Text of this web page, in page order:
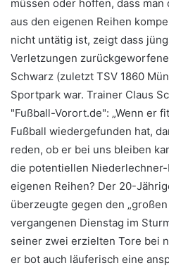
müssen oder hoffen, dass
aus den eigenen Reihen
nicht untätig ist, zeigt dass
Verletzungen
Schwarz (zuletzt TSV 1860
Sportpark war. Trainer Claus
"Fußball-Vorort.de": „Wenn er
Fußball wiedergefunden hat,
reden, ob er bei uns bleiben
die potentiellen
eigenen Reihen? Der 20-
überzeugte gegen den „großen
vergangenen Dienstag im
seiner zwei erzielten Tore bei
er bot auch läuferisch eine